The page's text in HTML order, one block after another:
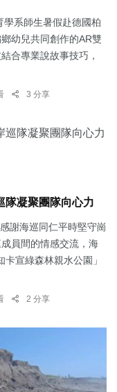
學系師生暑假赴德國柏
幼兒共同創作的AR雙
合專業說故事技巧，
3 分享
隊凝聚團隊向心力
謝海巡同仁平時堅守崗
員間的情感交流，海
宣綠森林親水公園」
2 分享